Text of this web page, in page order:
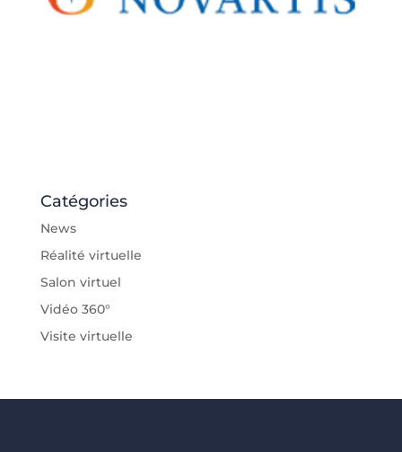
Catégories
News
Réalité virtuelle
Salon virtuel
Vidéo 360°
Visite virtuelle